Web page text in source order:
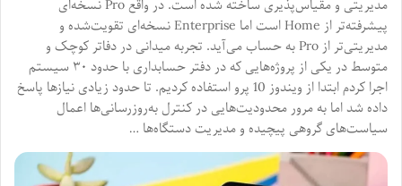
مدیریتی و مقیاس‌پذیری ساخته شده است. در واقع Pro نسخه‌ای
پیشرفته‌تر از Home است اما Enterprise نسخه‌ای تقویت‌شده و
مدیریتی‌تر از Pro به حساب می‌آید. تجربه میدانی در دفاتر کوچک و
متوسط در یکی از پروژه‌هایی که در دفتر حسابداری با حدود ۳۰ سیستم
اجرا کردم ابتدا از ویندوز 10 پرو استفاده کردیم. تا حدود زیادی نیازها پاسخ
داده شد اما به مرور محدودیت‌هایی در کنترل به‌روزرسانی‌ها اعمال
سیاست‌های گروهی پیچیده و مدیریت دستگاه‌ها …